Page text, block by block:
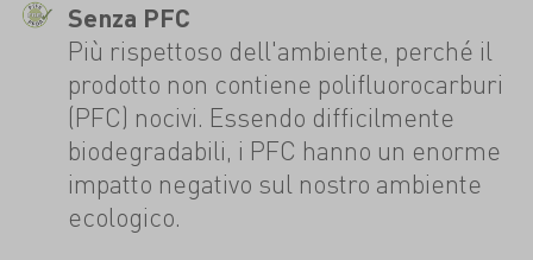
Senza PFC
Più rispettoso dell'ambiente, perché il
prodotto non contiene polifluorocarburi
(PFC) nocivi. Essendo difficilmente
biodegradabili, i PFC hanno un enorme
impatto negativo sul nostro ambiente
ecologico.